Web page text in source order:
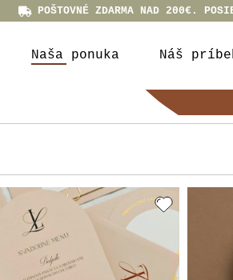
POŠTOVNÉ ZDARMA NAD 200€.
Naša ponuka Náš